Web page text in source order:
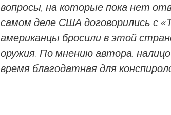
вопросы, на которые пока нет
самом деле США договорились с
американцы бросили в этой
оружия. По мнению автора,
время благодатная для